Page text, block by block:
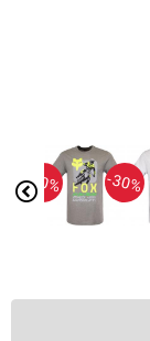
-40% -30%